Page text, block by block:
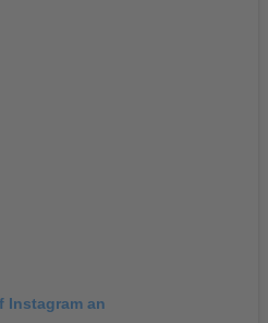
Instagram an